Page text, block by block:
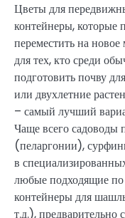
Цветы для
контейнеры, которые
переместить на
для тех, кто среди
подготовить почву
или двухлетние
– самый лучший
Чаще всего садоводы
(пеларгонии),
в
любые подходящие по
контейнеры для
т.д.), предварительно